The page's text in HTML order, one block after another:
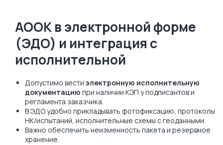
АООК в электронной форме
(ЭДО) и интеграция с
исполнительной
Допустимо вести электронную исполнительную
документацию при наличии КЭП у подписантов и
регламента заказчика.
В ЭДО удобно прикладывать фотофиксацию, протоколы
НК/испытаний, исполнительные схемы с геоданными.
Важно обеспечить неизменность пакета и резервное
хранение.